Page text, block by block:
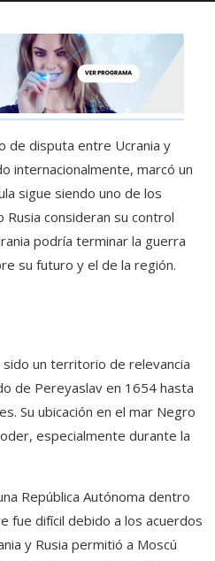
de disputa entre Ucrania y
internacionalmente, marcó un
sigue siendo uno de los
consideran su control
podría terminar la guerra
su futuro y el de la región.
un territorio de relevancia
de Pereyaslav en 1654 hasta
Su ubicación en el mar Negro
especialmente durante la
República Autónoma dentro
fue difícil debido a los acuerdos
y Rusia permitió a Moscú